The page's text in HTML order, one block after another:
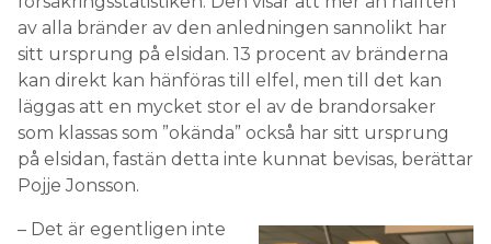
av alla bränder av den anledningen sannolikt har
sitt ursprung på elsidan. 13 procent av bränderna
kan direkt kan hänföras till elfel, men till det kan
läggas att en mycket stor el av de brandorsaker
som klassas som ”okända” också har sitt ursprung
på elsidan, fastän detta inte kunnat bevisas, berättar
Pojje Jonsson.
– Det är egentligen inte